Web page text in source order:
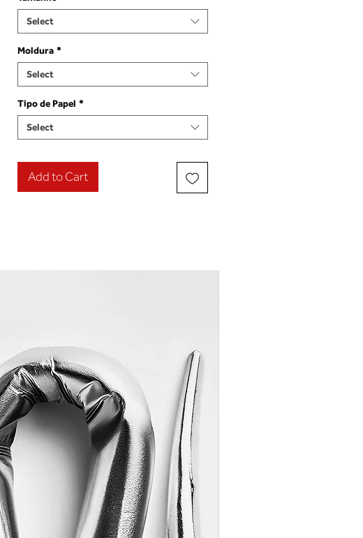
Select
Moldura *
Select
Tipo de Papel *
Select
Add to Cart